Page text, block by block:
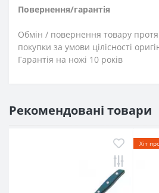
Повернення/гарантія
Обмін / повернення товару
покупки за умови цілісності
Гарантія на ножі 10 років
Рекомендовані товари
Хіт